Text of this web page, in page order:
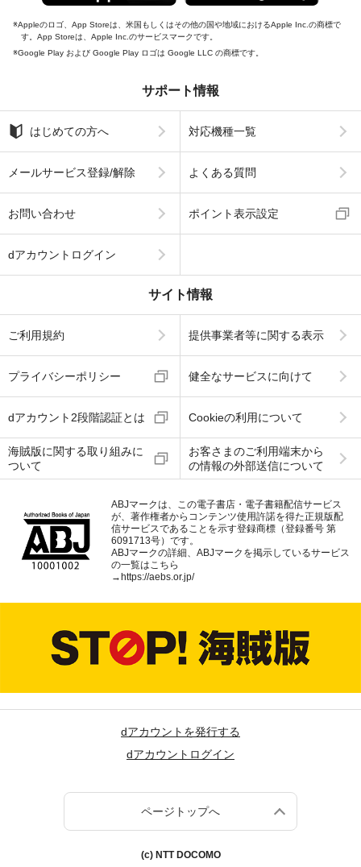
Appleのロゴ、App Storeは、米国もしくはその他の国や地域におけるApple Inc.の商標で
す。App Storeは、Apple Inc.のサービスマークです。
Google Play および Google Play ロゴは Google LLC の商標です。
サポート情報
はじめての方へ 対応機種一覧
メールサービス登録/解除 よくある質問
お問い合わせ ポイント表示設定
dアカウントログイン
サイト情報
ご利用規約 提供事業者等に関する表示
プライバシーポリシー 健全なサービスに向けて
dアカウント2段階認証とは Cookieの利用について
海賊版に関する取り組みに
ついて
お客さまのご利用端末から
の情報の外部送信について
ABJマークは、この電子書店・電子書籍配信サービス
が、著作権者からコンテンツ使用許諾を得た正規版配
信サービスであることを示す登録商標（登録番号 第
6091713号）です。
ABJマークの詳細、ABJマークを掲示しているサービス
の一覧はこちら
→ https://aebs.or.jp/
dアカウントを発行する
dアカウントログイン
ページトップへ
(c) NTT DOCOMO